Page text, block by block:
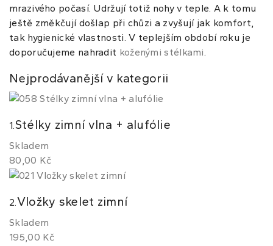
mrazivého počasí. Udržují totiž nohy v teple. A k tomu
ještě změkčují došlap při chůzi a zvyšují jak komfort,
tak hygienické vlastnosti. V teplejším období roku je
doporučujeme nahradit koženými stélkami.
Nejprodávanější v kategorii
1.Stélky zimní vlna + alufólie
Skladem
80,00 Kč
2.Vložky skelet zimní
Skladem
195,00 Kč